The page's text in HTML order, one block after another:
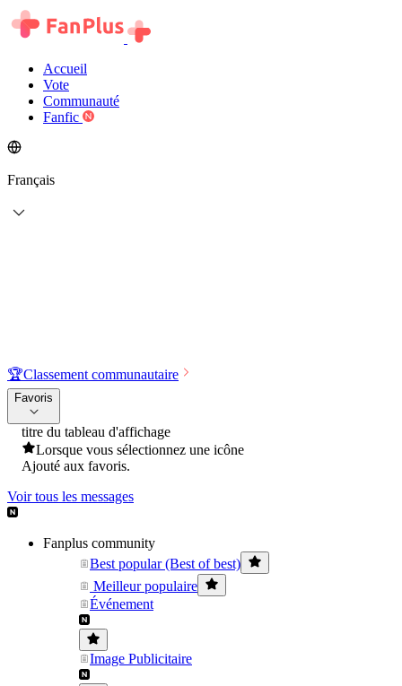
Accueil
Vote
Communauté
Fanfic
Français
🏆Classement communautaire
Favoris
titre du tableau d'affichage
Lorsque vous sélectionnez une icône
Ajouté aux favoris.
Voir tous les messages
Fanplus community
Best popular (Best of best)
Meilleur populaire
Événement
Image Publicitaire